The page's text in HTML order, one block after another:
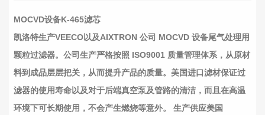
MOCVD设备K-465滤芯
凯洛特生产VEECO以及AIXTRON 公司 MOCVD 设备尾气处理用
颗粒过滤器。公司生产严格按照 ISO9001 质量管理体系，从原材
料到成品层层把关，从而提升产品的质量。美国进口滤材保证过
滤器的使用寿命以及对于后端真空泵及管路的清洁，而且在高温
环境下可长期使用，不会产生燃烧等意外。 生产供应美国